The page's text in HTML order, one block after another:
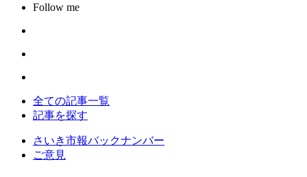
Follow me
全ての記事一覧
記事を探す
さいき市報バックナンバー
ご意見